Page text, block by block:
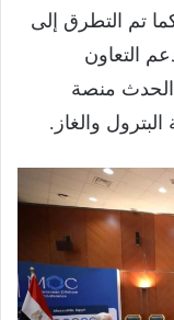
تم التطرق إلى
التعاون
الحدث منصة
والغاز.